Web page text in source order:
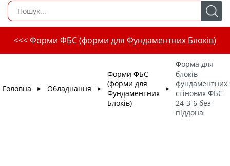
<<< Форми ФБС (форми для Фундаментних Блоків)
Головна ► Обладнання ►
Форми ФБС
(форми для
Фундаментних
Блоків)
►
Форма для
блоків
фундаментних
стінових ФБС
24-3-6 без
піддона